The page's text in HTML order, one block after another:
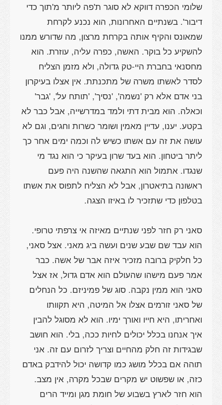
שלומי הכפרה דווקא לא סוגר ת'פה ליותר מ'תוך כדי
דיבור'. בשנתיים האחרונות, הוא נכנע לקרחת
שמאונס והקיף אותה בקרחת מרצון, מה שדורש ממנו
להשקיע כל בוקר. האשה, כפרה עליה, עוזרת. הוא
מחסנאי בחברת היי-טק גדולה, ולא מזמן הצליח
לסדר לאשתו משרה של מתכנתת. אין אצלו בעיקרון
בני אדם אלא רק 'נשמה', 'נסיך', 'תותח על', 'גבר'
וכאלה. הוא מבית דתי ולמד במדרשייה, אבל כבר לא
בקטע. יענו, עדיין מאמין ושומר כשרות וחגים, וגם לא
עושה את זה עם אשתו כשיש לה וכמה ימים אחר כך
ליתר ביטחון. הוא בעד שרון בעיקר כי הוא נגד מי
שנגדו. אתמול הוא התגאה שהשנה היה פעם
ראשונה בתיאטרון, אבל לא הצליח לתפוס את אשתו
סאני רק חזר לפני שנתיים מאיזה אי צרפתי טרופי.
הוא עבד שם שבע שנים ועשה ביג מאני. אצל סאני,
כל חלקיק ברובה מזכיר איזה אבר של אשה. כבר
אמר פעם מישהו שהעולם הוא אדם גדול, אז אצל
סאני הוא ממין נקבה. סוג של פמיניזם. כל הנחלים
של סאני זורמים אצלו אל המיטה, היא תקוותו
ואחריתו, היא חייו ואורך ימיו. הוא לא מסוגל להבין
איך אנחנו בכלל יכולים לחיות ככה, בלי. הוא חושב
שבגידות זה חלק מהחיים וצריך לזרום עם זה. אני
תוהה אם בכלל מושג כמו קדושה יכול להידבק באדם
כזה, או שפשוט יש מקרים שבכל מקרה, אין מצב.
הוא חזר לארץ בשבוע של חומת מגן ומייד הרים